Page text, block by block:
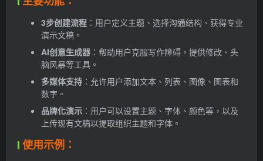
3步创建流程 ：用户定义主题、选择沟通结构、获得专业
演示文稿。
AI创意生成器 ：帮助用户克服写作障碍，提供修改、头
脑风暴等工具。
多媒体支持 ：允许用户添加文本、列表、图像、图表和
数字。
品牌化演示 ：用户可以设置主题、字体、颜色等，以及
上传现有文稿以提取组织主题和字体。
使用示例：